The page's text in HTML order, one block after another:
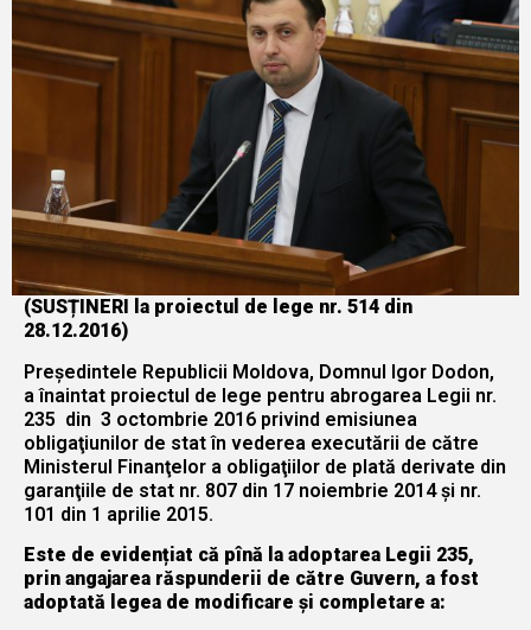
(SUSȚINERI la proiectul de lege nr. 514 din
28.12.2016)
Președintele Republicii Moldova, Domnul Igor Dodon,
a înaintat proiectul de lege pentru abrogarea Legii nr.
235 din 3 octombrie 2016 privind emisiunea
obligaţiunilor de stat în vederea executării de către
Ministerul Finanţelor a obligaţiilor de plată derivate din
garanţiile de stat nr. 807 din 17 noiembrie 2014 şi nr.
101 din 1 aprilie 2015.
Este de evidențiat că pînă la adoptarea Legii 235,
prin angajarea răspunderii de către Guvern, a fost
adoptată legea de modificare și completare a: